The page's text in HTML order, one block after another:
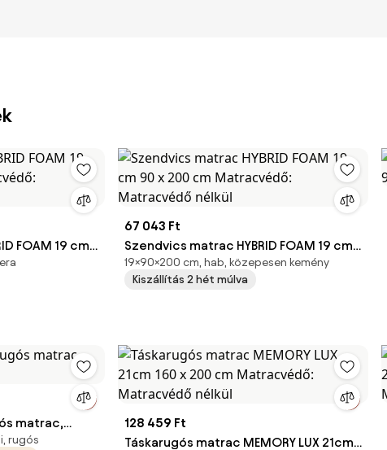
FOAM 19 cm
Matracvédő
67 043 Ft
Szendvics matrac HYBRID FOAM 19 cm
90 x 200 cm Matracvédő: Matracvédő
nélkül
19×90×200 cm, hab, közepesen kemény
Kiszállítás 2 hét múlva
matrac,
rugós
128 459 Ft
Táskarugós matrac MEMORY LUX 21cm